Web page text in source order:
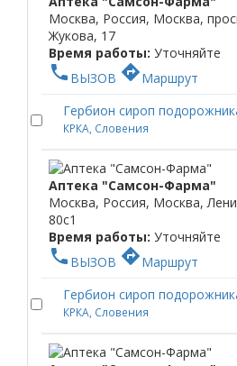
Москва, Россия, Москва,
Жукова, 17
Время работы: Уточняйте
phone ВЫЗОВ directionsМаршрут
Гербион сироп
КРКА, Словения
Аптека "Самсон-Фарма"
Москва, Россия, Москва,
80с1
Время работы: Уточняйте
phone ВЫЗОВ directionsМаршрут
Гербион сироп
КРКА, Словения